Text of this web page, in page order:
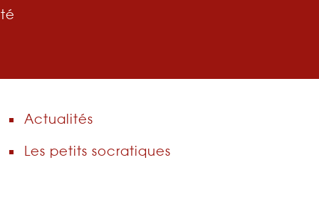
Actualités
Les petits socratiques